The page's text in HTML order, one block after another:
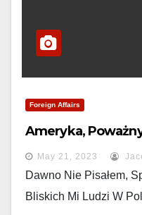
Foreign Affairs
Ameryka,
May 21, 2023
Dawno Nie Pisałem,
Bliskich Mi Ludzi W